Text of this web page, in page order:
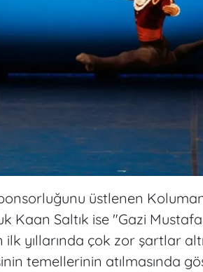
üstlenen
Kaan Saltık ise "Gazi
ilk yıllarında çok zor şartlar
temellerinin atılmasında